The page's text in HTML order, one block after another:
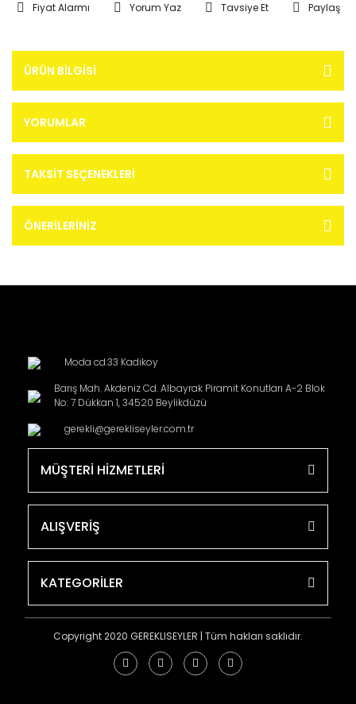
Fiyat Alarmı Yorum Yaz Tavsiye Et Paylaş
ÜRÜN BILGISI
YORUMLAR
TAKSIT SEÇENEKLERI
ÖNERILERINIZ
Moda cd.33 Kadikoy
Barış Mah. Akdeniz Cd. Albayrak Piramit Konutları A-2 Blok
No: 7 Dükkan 1, 34520 Beylikdüzü
gerekli@gerekliseyler.com.tr
MÜŞTERİ HİZMETLERİ
ALIŞVERİŞ
KATEGORİLER
Copyright 2020 GEREKLISEYLER | Tüm hakları saklıdır.